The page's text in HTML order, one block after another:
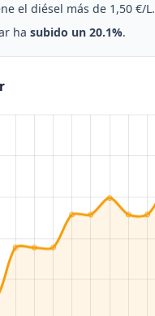
el diésel más de 1,50 €/L.
ha subido un 20.1%.